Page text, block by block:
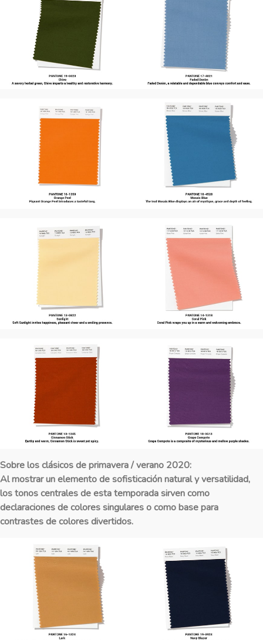
Sobre los clásicos de primavera / verano 2020:
Al mostrar un elemento de sofisticación natural y versatilidad,
los tonos centrales de esta temporada sirven como
declaraciones de colores singulares o como base para
contrastes de colores divertidos.